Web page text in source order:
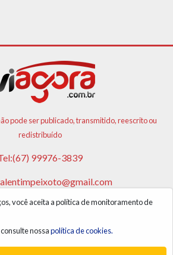
você aceita a política de monitoramento de
nossapolítica de cookies.
pode ser publicado, transmitido, reescrito ou
redistribuído
99976-3839
PUBLICIDADES E NOTICIAS LTDA